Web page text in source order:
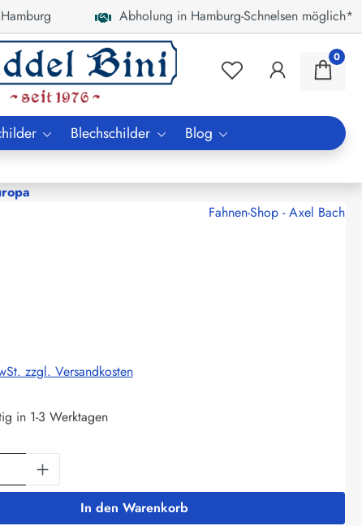
Abholung in Hamburg-Schnelsen möglich*
0
Blechschilder Blog
Fahnen-Shop - Axel Bach
zzgl. Versandkosten
in 1-3 Werktagen
Gib den gewünschten Wert ein
In den Warenkorb